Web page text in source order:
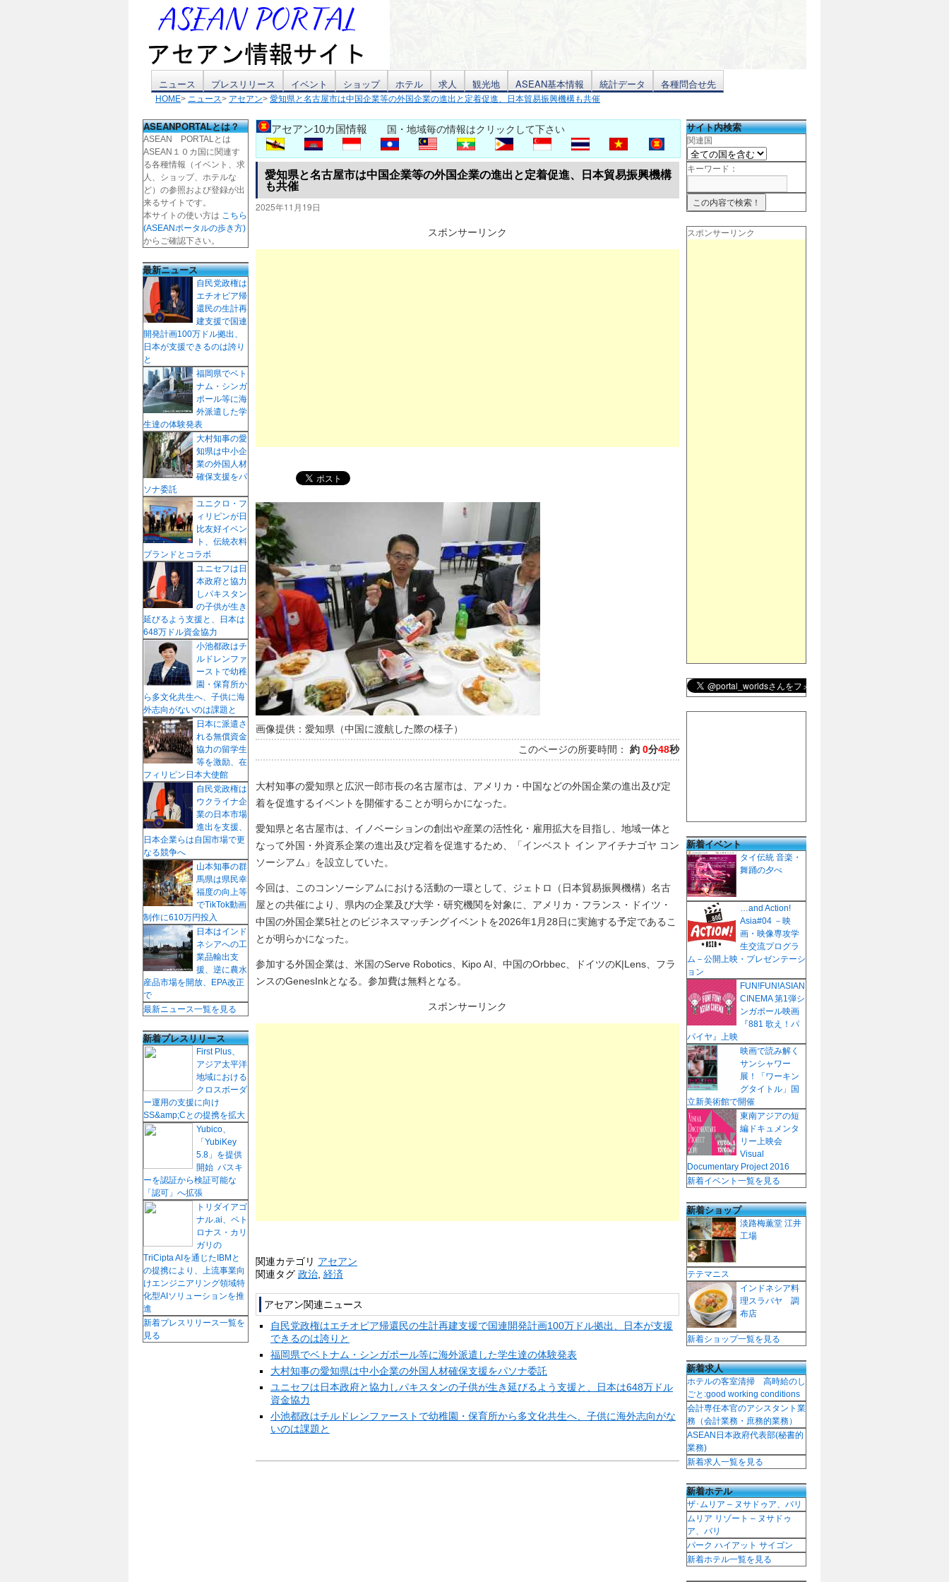
テ
ン
ツ
へ
ス
キ
ッ
プ
ニュース プレスリリース イベント ショップ ホテル 求人 観光地 ASEAN基本情報 統計データ 各種問合せ先
HOME> ニュース> アセアン> 愛知県と名古屋市は中国企業等の外国企業の進出と定着促進、日本貿易振興機構も共催
アセアン10カ国情報 国・地域毎の情報はクリックして下さい
愛知県と名古屋市は中国企業等の外国企業の進出と定着促進、日本貿易振興機構
も共催
2025年11月19日
スポンサーリンク
画像提供：愛知県（中国に渡航した際の様子）
このページの所要時間： 約 0分48秒
大村知事の愛知県と広沢一郎市長の名古屋市は、アメリカ・中国などの外国企業の進出及び定
着を促進するイベントを開催することが明らかになった。
愛知県と名古屋市は、イノベーションの創出や産業の活性化・雇用拡大を目指し、地域一体と
なって外国・外資系企業の進出及び定着を促進するため、「インベスト イン アイチナゴヤ コン
ソーシアム」を設立していた。
今回は、このコンソーシアムにおける活動の一環として、ジェトロ（日本貿易振興機構）名古
屋との共催により、県内の企業及び大学・研究機関を対象に、アメリカ・フランス・ドイツ・
中国の外国企業5社とのビジネスマッチングイベントを2026年1月28日に実施する予定であるこ
とが明らかになった。
参加する外国企業は、⽶国のServe Robotics、Kipo AI、中国のOrbbec、ドイツのK|Lens、フラ
ンスのGenesInkとなる。参加費は無料となる。
スポンサーリンク
関連カテゴリ アセアン
関連タグ 政治 経済
アセアン関連ニュース
自民党政権はエチオピア帰還民の生計再建支援で国連開発計画100万ドル拠出、日本が支援
できるのは誇りと
福岡県でベトナム・シンガポール等に海外派遣した学生達の体験発表
大村知事の愛知県は中小企業の外国人材確保支援をパソナ委託
ユニセフは日本政府と協力しパキスタンの子供が生き延びるよう支援と、日本は648万ドル
資金協力
小池都政はチルドレンファーストで幼稚園・保育所から多文化共生へ、子供に海外志向がな
いのは課題と
ASEANPORTALとは？
ASEAN PORTALとは
ASEAN１０カ国に関連す
る各種情報（イベント、求
人、ショップ、ホテルな
ど）の参照および登録が出
来るサイトです。
本サイトの使い方は こちら
(ASEANポータルの歩き方)
からご確認下さい。
最新ニュース
自民党政権は
エチオピア帰
還民の生計再
建支援で国連
開発計画100万ドル拠出、
日本が支援できるのは誇り
と
福岡県でベト
ナム・シンガ
ポール等に海
外派遣した学
生達の体験発表
大村知事の愛
知県は中小企
業の外国人材
確保支援をパ
ソナ委託
ユニクロ・フ
ィリピンが日
比友好イベン
ト、伝統衣料
ブランドとコラボ
ユニセフは日
本政府と協力
しパキスタン
の子供が生き
延びるよう支援と、日本は
648万ドル資金協力
小池都政はチ
ルドレンファ
ーストで幼稚
園・保育所か
ら多文化共生へ、子供に海
外志向がないのは課題と
日本に派遣さ
れる無償資金
協力の留学生
等を激励、在
フィリピン日本大使館
自民党政権は
ウクライナ企
業の日本市場
進出を支援、
日本企業らは自国市場で更
なる競争へ
山本知事の群
馬県は県民幸
福度の向上等
でTikTok動画
制作に610万円投入
日本はインド
ネシアへの工
業品輸出支
援、逆に農水
産品市場を開放、EPA改正
で
最新ニュース一覧を見る
新着プレスリリース
First Plus、
アジア太平洋
地域における
クロスボーダ
ー運用の支援に向け
SS&amp;Cとの提携を拡大
Yubico、
「YubiKey
5.8」を提供
開始 パスキ
ーを認証から検証可能な
「認可」へ拡張
トリダイアゴ
ナル.ai、ペト
ロナス・カリ
ガリの
TriCipta AIを通じたIBMと
の提携により、上流事業向
けエンジニアリング領域特
化型AIソリューションを推
進
新着プレスリリース一覧を
見る
サイト内検索
関連国
キーワード：
スポンサーリンク
新着イベント
タイ伝統 音楽・
舞踊の夕べ
…and Action!
Asia#04 －映
画・映像専攻学
生交流プログラ
ム－公開上映・プレゼンテーシ
ョン
FUN!FUN!ASIAN
CINEMA 第1弾シ
ンガポール映画
『881 歌え！パ
パイヤ』上映
映画で読み解く
サンシャワー
展！「ワーキン
グタイトル」国
立新美術館で開催
東南アジアの短
編ドキュメンタ
リー上映会
Visual
Documentary Project 2016
新着イベント一覧を見る
新着ショップ
淡路梅薫堂 江井
工場
テテマニス
インドネシア料
理スラバヤ 調
布店
新着ショップ一覧を見る
新着求人
ホテルの客室清掃 高時給のし
ごと:good working conditions
会計専任本官のアシスタント業
務（会計業務・庶務的業務）
ASEAN日本政府代表部(秘書的
業務)
新着求人一覧を見る
新着ホテル
ザ･ムリア – ヌサドゥア、バリ
ムリア リゾート – ヌサドゥ
ア、バリ
パーク ハイアット サイゴン
新着ホテル一覧を見る